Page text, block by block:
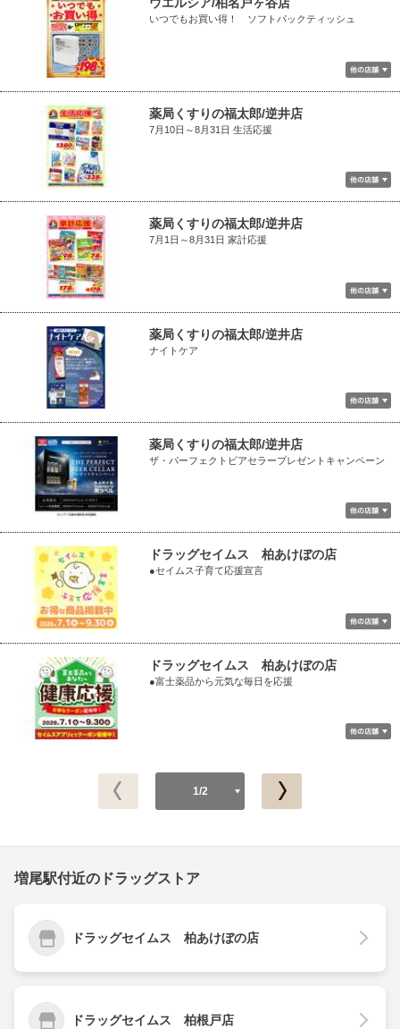
ウエルシア/柏名戸ヶ谷店
いつでもお買い得！ ソフトパックティッシュ
薬局くすりの福太郎/逆井店
7月10日～8月31日 生活応援
薬局くすりの福太郎/逆井店
7月1日～8月31日 家計応援
薬局くすりの福太郎/逆井店
ナイトケア
薬局くすりの福太郎/逆井店
ザ・パーフェクトビアセラープレゼントキャンペーン
ドラッグセイムス 柏あけぼの店
●セイムス子育て応援宣言
ドラッグセイムス 柏あけぼの店
●富士薬品から元気な毎日を応援
1/2
増尾駅付近のドラッグストア
ドラッグセイムス 柏あけぼの店
ドラッグセイムス 柏根戸店